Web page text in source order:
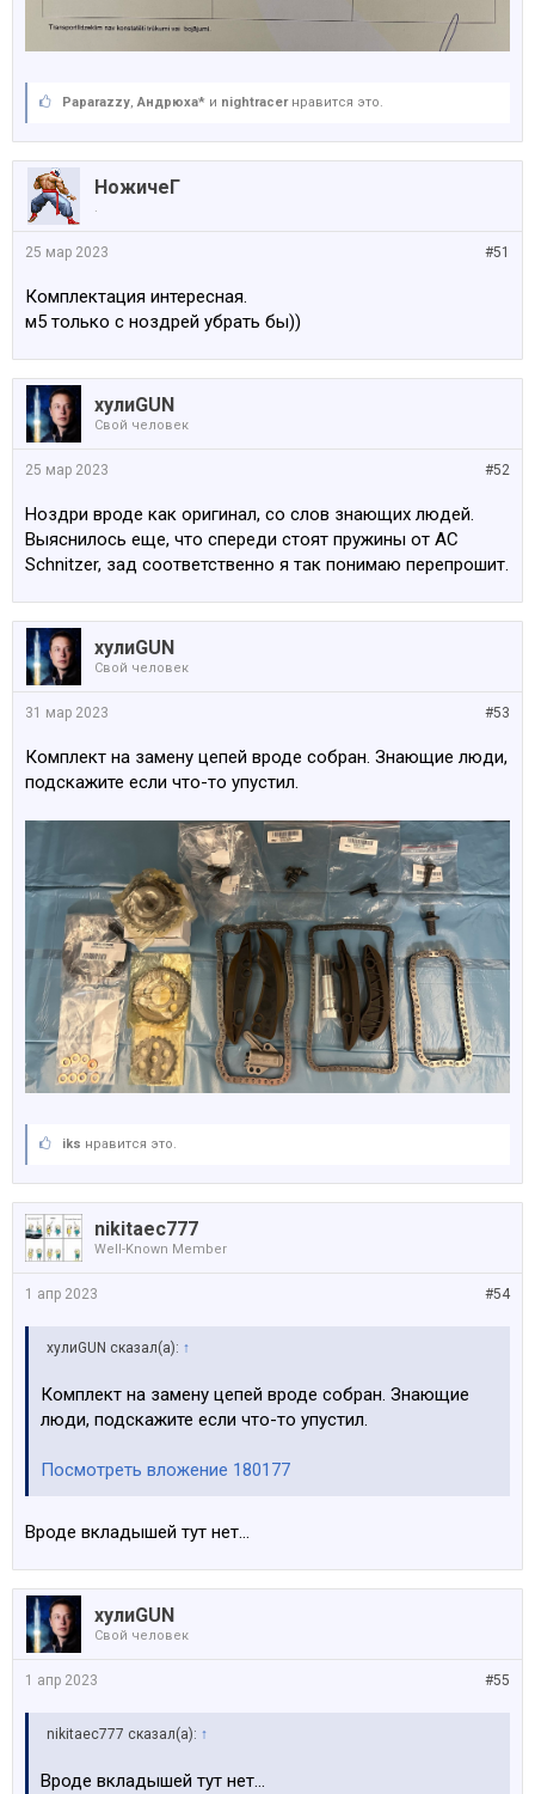
Paparazzy Андрюха* и nightracerнравится это.
НожичеГ
#51
25 мар 2023
Комплектация интересная.
м5 только с ноздрей убрать бы))
хулиGUN
Свой человек
#52
25 мар 2023
Ноздри вроде как оригинал, со слов знающих людей.
Выяснилось еще, что спереди стоят пружины от AC
Schnitzer, зад соответственно я так понимаю перепрошит.
хулиGUN
Свой человек
#53
31 мар 2023
Комплект на замену цепей вроде собран. Знающие люди,
подскажите если что-то упустил.
iks нравится это.
nikitaec777
Well-Known Member
#54
1 апр 2023
хулиGUN сказал(а): ↑
Комплект на замену цепей вроде собран. Знающие
люди, подскажите если что-то упустил.
Посмотреть вложение 180177
Вроде вкладышей тут нет…
хулиGUN
Свой человек
#55
1 апр 2023
nikitaec777 сказал(а): ↑
Вроде вкладышей тут нет…